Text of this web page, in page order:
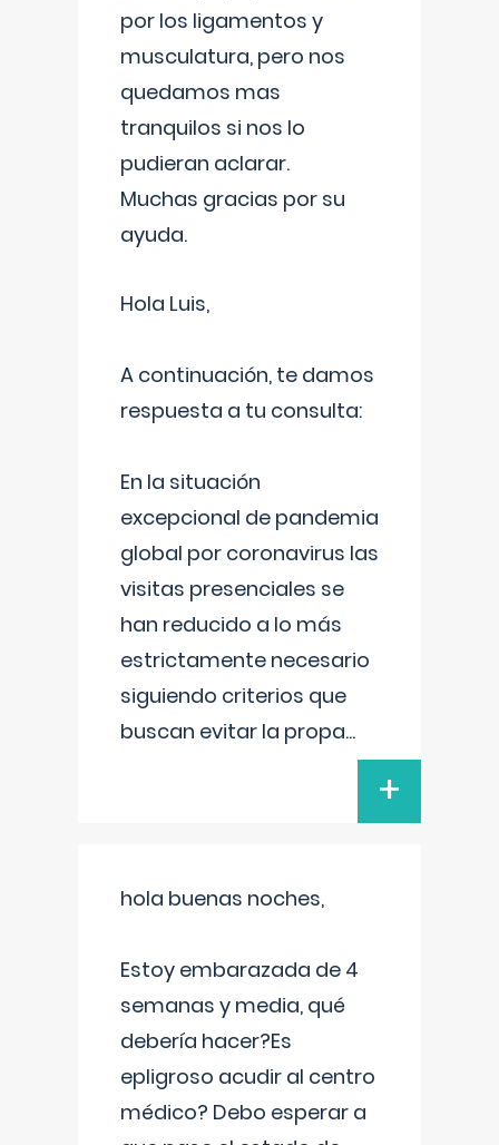
por los ligamentos y
musculatura, pero nos
quedamos mas
tranquilos si nos lo
pudieran aclarar.
Muchas gracias por su
ayuda.
Hola Luis,
A continuación, te damos
respuesta a tu consulta:
En la situación
excepcional de pandemia
global por coronavirus las
visitas presenciales se
han reducido a lo más
estrictamente necesario
siguiendo criterios que
buscan evitar la propa...
+
hola buenas noches,
Estoy embarazada de 4
semanas y media, qué
debería hacer?Es
epligroso acudir al centro
médico? Debo esperar a